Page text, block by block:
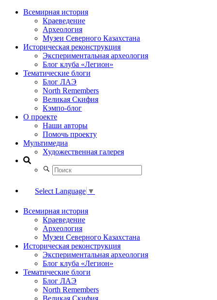
Всемирная история
Краеведение
Археология
Музеи Северного Казахстана
Историческая реконструкция
Экспериментальная археология
Блог клуба «Легион»
Тематические блоги
Блог ЛАЭ
North Remembers
Великая Скифия
Кэмпо-блог
О проекте
Наши авторы
Помочь проекту
Мультимедиа
Художественная галерея
Select Language ▼
Всемирная история
Краеведение
Археология
Музеи Северного Казахстана
Историческая реконструкция
Экспериментальная археология
Блог клуба «Легион»
Тематические блоги
Блог ЛАЭ
North Remembers